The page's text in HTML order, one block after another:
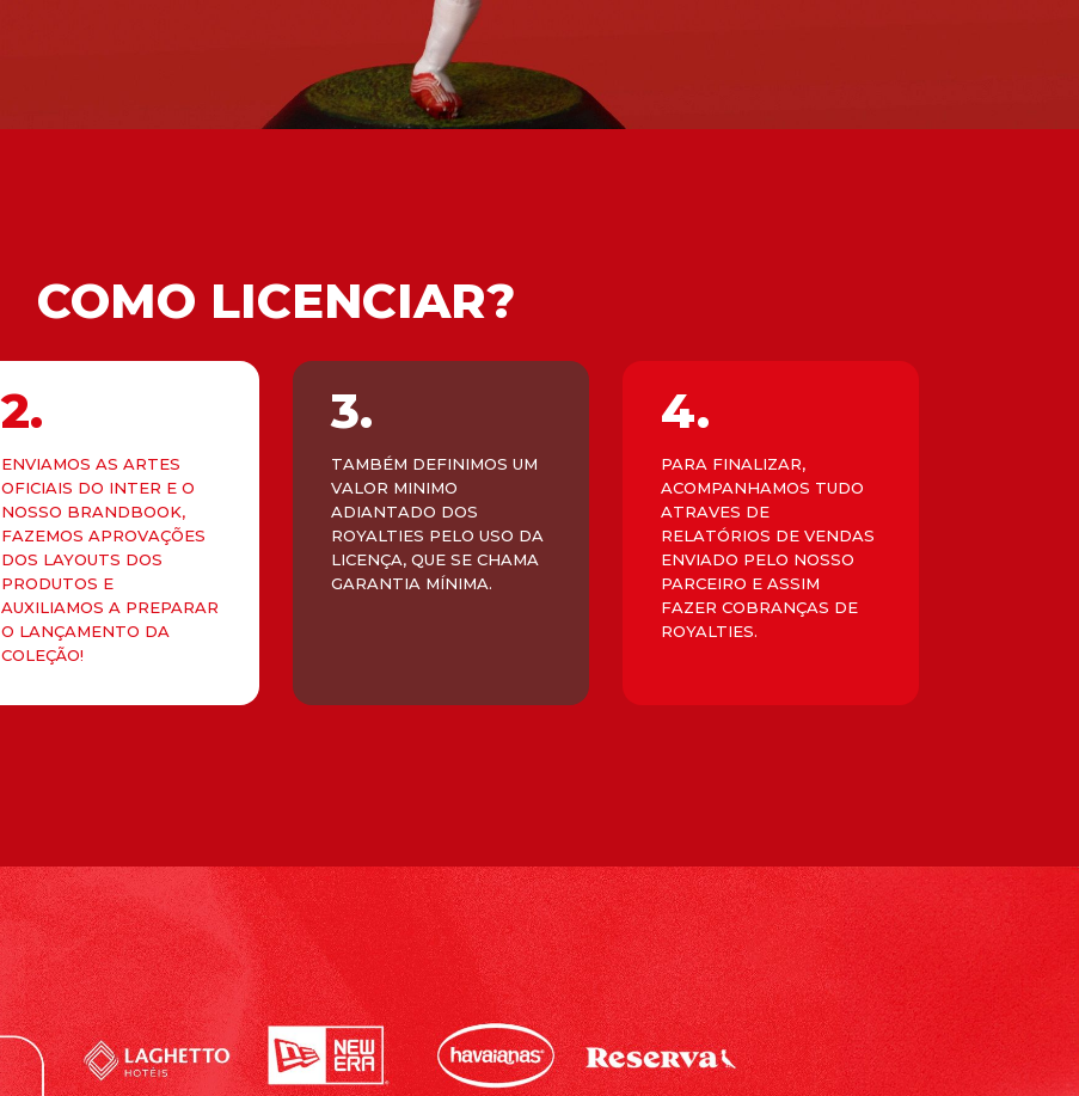
COMO LICENCIAR?
2.
ENVIAMOS AS ARTES
OFICIAIS DO INTER E O
NOSSO BRANDBOOK,
FAZEMOS APROVAÇÕES
DOS LAYOUTS DOS
PRODUTOS E
AUXILIAMOS A PREPARAR
O LANÇAMENTO DA
COLEÇÃO!
3.
TAMBÉM DEFINIMOS UM
VALOR MINIMO
ADIANTADO DOS
ROYALTIES PELO USO DA
LICENÇA, QUE SE CHAMA
GARANTIA MÍNIMA.
4.
PARA FINALIZAR,
ACOMPANHAMOS TUDO
ATRAVES DE
RELATÓRIOS DE VENDAS
ENVIADO PELO NOSSO
PARCEIRO E ASSIM
FAZER COBRANÇAS DE
ROYALTIES.